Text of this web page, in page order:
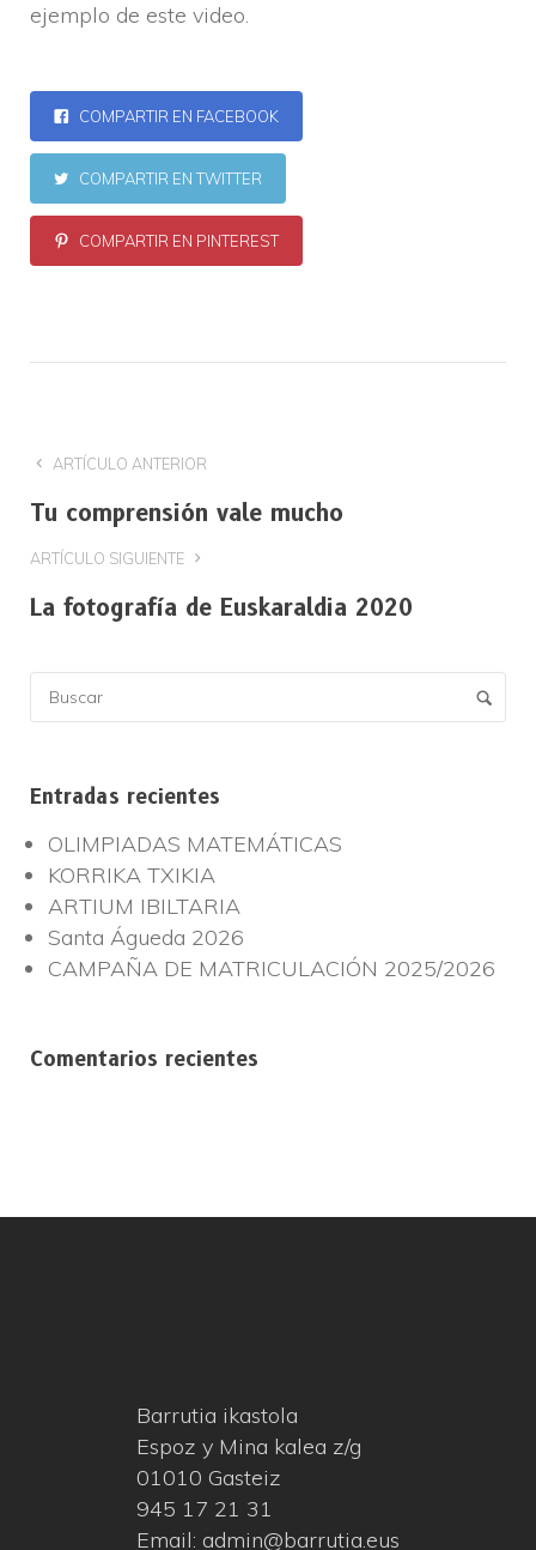
ejemplo de este video.
COMPARTIR EN FACEBOOK
COMPARTIR EN TWITTER
COMPARTIR EN PINTEREST
ARTÍCULO ANTERIOR
Tu comprensión vale mucho
ARTÍCULO SIGUIENTE
La fotografía de Euskaraldia 2020
Entradas recientes
OLIMPIADAS MATEMÁTICAS
KORRIKA TXIKIA
ARTIUM IBILTARIA
Santa Águeda 2026
CAMPAÑA DE MATRICULACIÓN 2025/2026
Comentarios recientes
Barrutia ikastola
Espoz y Mina kalea z/g
01010 Gasteiz
945 17 21 31
Email: admin@barrutia.eus